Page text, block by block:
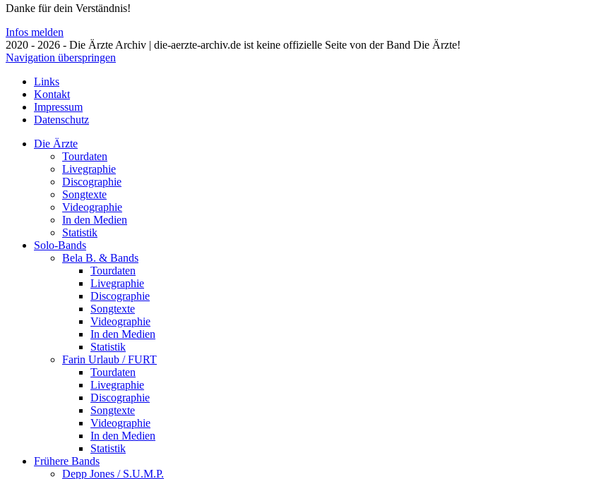
Danke für dein Verständnis!
Infos melden
2020 - 2026 - Die Ärzte Archiv | die-aerzte-archiv.de ist keine offizielle Seite von der Band Die Ärzte!
Navigation überspringen
Links
Kontakt
Impressum
Datenschutz
Die Ärzte
Tourdaten
Livegraphie
Discographie
Songtexte
Videographie
In den Medien
Statistik
Solo-Bands
Bela B. & Bands
Tourdaten
Livegraphie
Discographie
Songtexte
Videographie
In den Medien
Statistik
Farin Urlaub / FURT
Tourdaten
Livegraphie
Discographie
Songtexte
Videographie
In den Medien
Statistik
Frühere Bands
Depp Jones / S.U.M.P.